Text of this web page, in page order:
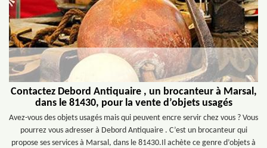
Contactez Debord Antiquaire , un brocanteur à Marsal,
dans le 81430, pour la vente d’objets usagés
Avez-vous des objets usagés mais qui peuvent encre servir chez vous ? Vous
pourrez vous adresser à Debord Antiquaire . C’est un brocanteur qui
propose ses services à Marsal, dans le 81430.Il achète ce genre d’objets à